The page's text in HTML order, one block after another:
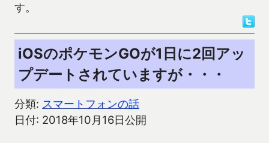
す。
iOSのポケモンGOが1日に2回アッ
プデートされていますが・・・
分類: スマートフォンの話
日付: 2018年10月16日公開